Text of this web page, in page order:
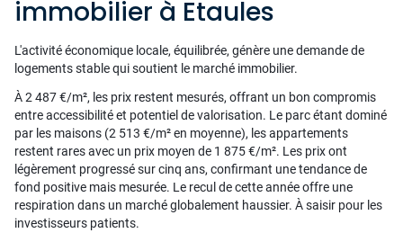
immobilier à Etaules
L'activité économique locale, équilibrée, génère une demande de
logements stable qui soutient le marché immobilier.
À 2 487 €/m², les prix restent mesurés, offrant un bon compromis
entre accessibilité et potentiel de valorisation. Le parc étant dominé
par les maisons (2 513 €/m² en moyenne), les appartements
restent rares avec un prix moyen de 1 875 €/m². Les prix ont
légèrement progressé sur cinq ans, confirmant une tendance de
fond positive mais mesurée. Le recul de cette année offre une
respiration dans un marché globalement haussier. À saisir pour les
investisseurs patients.